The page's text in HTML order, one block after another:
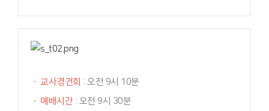
· 교사경건회 : 오전 9시 10분
· 예배시간 : 오전 9시 30분